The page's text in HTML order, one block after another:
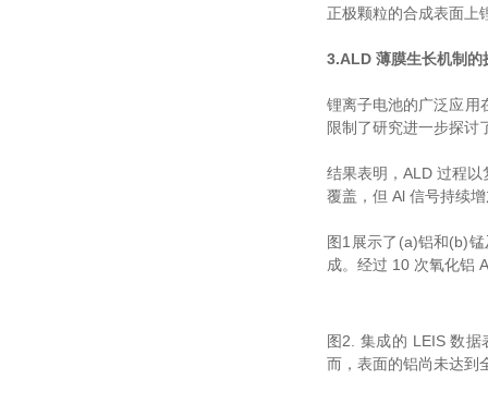
正极颗粒的合成表面上锂
3.ALD 薄膜生长机制的
锂离子电池的广泛应用在
限制了研究进一步探讨了
结果表明，ALD 过程
覆盖，但 Al 信号持续增
图1展示了(a)铝和(b)锰及
成。经过 10 次氧化
图2. 集成的 LEIS 数
而，表面的铝尚未达